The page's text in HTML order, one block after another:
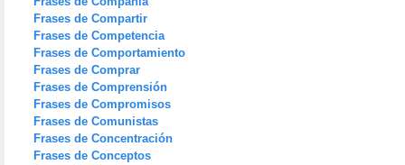
Frases de Compartir
Frases de Competencia
Frases de Comportamiento
Frases de Comprar
Frases de Comprensión
Frases de Compromisos
Frases de Comunistas
Frases de Concentración
Frases de Conceptos